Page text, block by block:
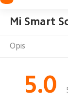
Mi Smart
Opis
5.0